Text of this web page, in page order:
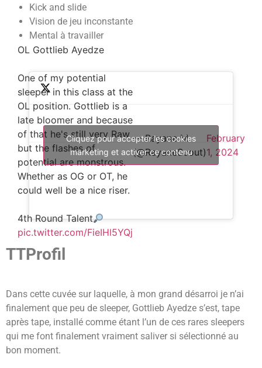
Kick and slide
Vision de jeu inconstante
Mental à travailler
OL Gottlieb Ayedze
One of my potential
sleeper in this class at the
OL position. Gottlieb is a
late bloomer and because
of that he's still very Raw
but the flashes of
potential are monstrous.
Whether as OG or OT, he
could well be a nice riser.
4th Round Talent
pic.twitter.com/FieIHl5YQj
— Rayane M
(@RayaneScout)
February
1, 2024
Cliquez pour accepter les cookies
marketing et activer ce contenu
TTProfil
Dans cette cuvée sur laquelle, à mon grand désarroi je n’ai
finalement que peu de sleeper, Gottlieb Ayedze s’est, tape
après tape, installé comme étant l’un de ces rares sleepers
qui me font finalement vraiment saliver si sélectionné au
bon moment.